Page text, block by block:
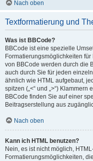
Nach oben
Textformatierung und
Was ist BBCode?
BBCode ist eine spezielle
Formatierungsmöglichkeiten
von BBCode werden durch die
auch durch Sie für jeden
ähnlich wie HTML aufgebaut,
spitzen („<“ und „>“)
BBCode finden Sie auf einer
Beitragserstellung aus
Nach oben
Kann ich HTML benutzen?
Nein, es ist nicht möglich,
Formatierungsmöglichkeiten,